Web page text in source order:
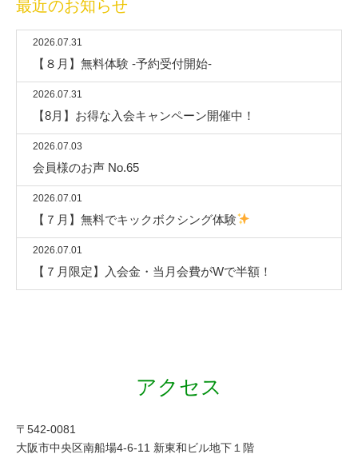
最近のお知らせ
2026.07.31
【８月】無料体験 -予約受付開始-
2026.07.31
【8月】お得な入会キャンペーン開催中！
2026.07.03
会員様のお声 No.65
2026.07.01
【７月】無料でキックボクシング体験
2026.07.01
【７月限定】入会金・当月会費がWで半額！
アクセス
〒542-0081
大阪市中央区南船場4-6-11 新東和ビル地下１階